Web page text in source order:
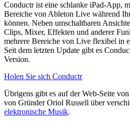
Conductr ist eine schlanke iPad-App,
Bereiche von Ableton Live während
können. Neben umschaltbaren
Clips, Mixer, Effekten und anderer
mehrere Bereiche von Live flexibel in
Seit dem letzten Update gibt es
Version.
Holen Sie sich Conductr
Übrigens gibt es auf der Web-Seite
von Gründer Oriol Russell über
elektronische Musik.